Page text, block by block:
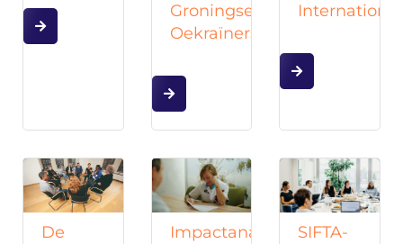
Groningse
Oekraïners
International
De
Impactanalyse
SIFTA-